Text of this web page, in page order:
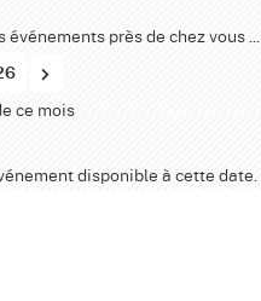
événements près de chez vous ...
ce mois
disponible à cette date.